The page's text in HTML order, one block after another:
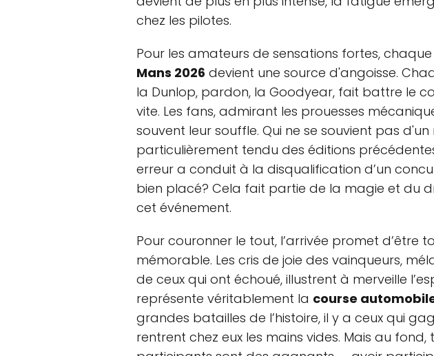
chez les pilotes.
Pour les amateurs de sensations fortes,
Mans 2026 devient une source d'angoisse.
la Dunlop, pardon, la Goodyear, fait battre le
vite. Les fans, admirant les prouesses
souvent leur souffle. Qui ne se souvient pas
particulièrement tendu des éditions
erreur a conduit à la disqualification d’un
bien placé? Cela fait partie de la magie et du
cet événement.
Pour couronner le tout, l’arrivée promet d’être
mémorable. Les cris de joie des vainqueurs,
de ceux qui ont échoué, illustrent à merveille
représente véritablement la course
grandes batailles de l’histoire, il y a ceux qui
rentrent chez eux les mains vides. Mais au fond,